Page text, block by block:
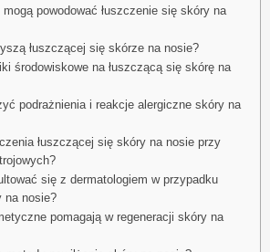
powodować łuszczenie się skóry na
łuszczącej się skórze na nosie?
środowiskowe na łuszczącą się skórę na
podrażnienia i reakcje alergiczne skóry na
łuszczącej się skóry na nosie przy
się z dermatologiem w przypadku
na nosie?
pomagają w regeneracji skóry na